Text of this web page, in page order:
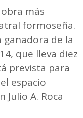
más
formoseña.
ganadora de la
que lleva diez
prevista para
espacio
Julio A. Roca